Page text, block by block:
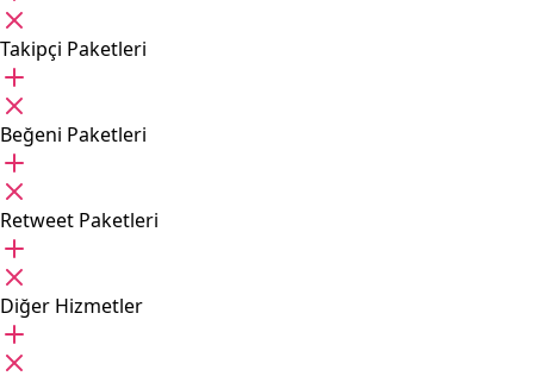
Takipçi Paketleri
Beğeni Paketleri
Retweet Paketleri
Diğer Hizmetler